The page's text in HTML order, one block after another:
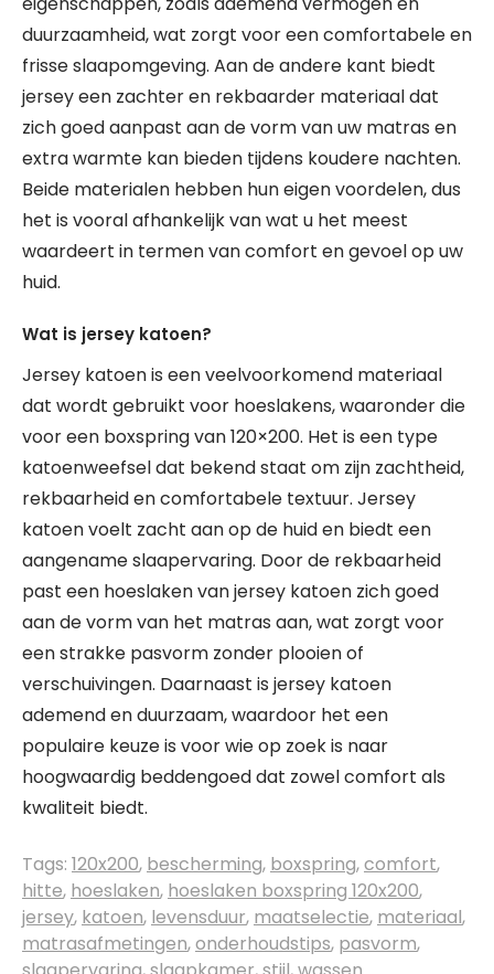
duurzaamheid, wat zorgt voor een comfortabele en
frisse slaapomgeving. Aan de andere kant biedt
jersey een zachter en rekbaarder materiaal dat
zich goed aanpast aan de vorm van uw matras en
extra warmte kan bieden tijdens koudere nachten.
Beide materialen hebben hun eigen voordelen, dus
het is vooral afhankelijk van wat u het meest
waardeert in termen van comfort en gevoel op uw
huid.
Wat is jersey katoen?
Jersey katoen is een veelvoorkomend materiaal
dat wordt gebruikt voor hoeslakens, waaronder die
voor een boxspring van 120×200. Het is een type
katoenweefsel dat bekend staat om zijn zachtheid,
rekbaarheid en comfortabele textuur. Jersey
katoen voelt zacht aan op de huid en biedt een
aangename slaapervaring. Door de rekbaarheid
past een hoeslaken van jersey katoen zich goed
aan de vorm van het matras aan, wat zorgt voor
een strakke pasvorm zonder plooien of
verschuivingen. Daarnaast is jersey katoen
ademend en duurzaam, waardoor het een
populaire keuze is voor wie op zoek is naar
hoogwaardig beddengoed dat zowel comfort als
kwaliteit biedt.
Tags: 120x200, bescherming, boxspring,comfort,
hitte, hoeslaken, hoeslaken boxspring 120x200,
jersey, katoen, levensduur, maatselectie, materiaal,
matrasafmetingen,onderhoudstips, pasvorm,